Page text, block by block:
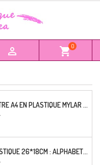
 shopping_cart0
POCHOIR LETTRE A4 EN PLASTIQUE MYLAR ALPHABET RUSSIAN 33 MM
POCHOIR PLASTIQUE 26*18CM : ALPHABET (04)